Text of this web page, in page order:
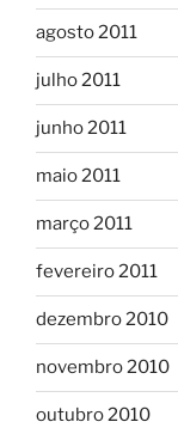
agosto 2011
julho 2011
junho 2011
maio 2011
março 2011
fevereiro 2011
dezembro 2010
novembro 2010
outubro 2010